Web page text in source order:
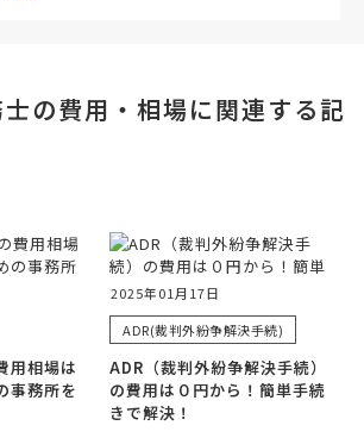
の費用・相場に関連する記
用相場は
事務所を
2025年01月17日
ADR(裁判外紛争解決手続)
ADR（裁判外紛争解決手続）
の費用は０円から！簡単手続
きで解決！